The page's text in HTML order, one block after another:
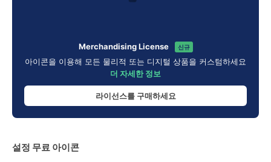
Merchandising License 신규
아이콘을 이용해 모든 물리적 또는 디지털 상품을 커스텀하세요
더 자세한 정보
라이선스를 구매하세요
설정 무료 아이콘